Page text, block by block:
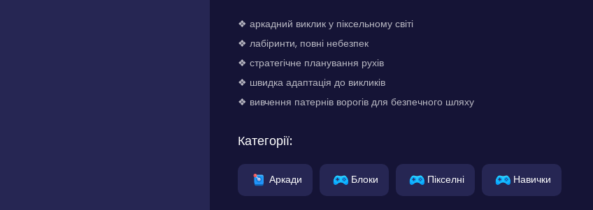
❖ аркадний виклик у піксельному світі
❖ лабіринти, повні небезпек
❖ стратегічне планування рухів
❖ швидка адаптація до викликів
❖ вивчення патернів ворогів для безпечного шляху
Категорії:
Аркади Блоки Пікселні Навички